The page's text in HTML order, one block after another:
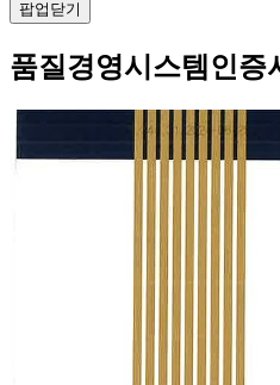
팝업닫기
품질경영시스템인증